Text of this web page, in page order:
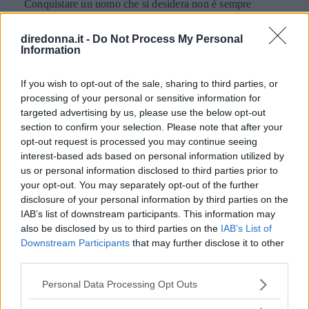
diredonna.it - Do Not Process My Personal
Information
If you wish to opt-out of the sale, sharing to third parties, or
processing of your personal or sensitive information for
targeted advertising by us, please use the below opt-out
section to confirm your selection. Please note that after your
opt-out request is processed you may continue seeing
interest-based ads based on personal information utilized by
us or personal information disclosed to third parties prior to
your opt-out. You may separately opt-out of the further
disclosure of your personal information by third parties on the
IAB’s list of downstream participants. This information may
also be disclosed by us to third parties on the IAB’s List of
Downstream Participants that may further disclose it to other
Please note that this website/app uses one or more Google
Personal Data Processing Opt Outs
Conquistare un uomo che si desidera non è sempre
sedurre un uomo, tutte a sfondo erotico più o meno
dichiarato.